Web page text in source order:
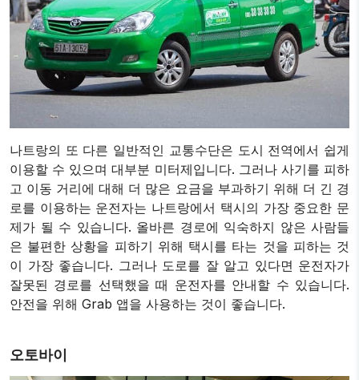
나트랑의 또 다른 일반적인 교통수단은 도시 전역에서 쉽게
이용할 수 있으며 대부분 미터제입니다. 그러나 사기를 피하
고 이동 거리에 대해 더 많은 요금을 부과하기 위해 더 긴 경
로를 이용하는 운전자는 나트랑에서 택시의 가장 중요한 문
제가 될 수 있습니다. 올바른 경로에 익숙하지 않은 사람들
은 불편한 상황을 피하기 위해 택시를 타는 것을 피하는 것
이 가장 좋습니다. 그러나 도로를 잘 알고 있다면 운전자가
잘못된 경로를 선택했을 때 운전자를 안내할 수 있습니다.
안전을 위해 Grab 앱을 사용하는 것이 좋습니다.
오토바이